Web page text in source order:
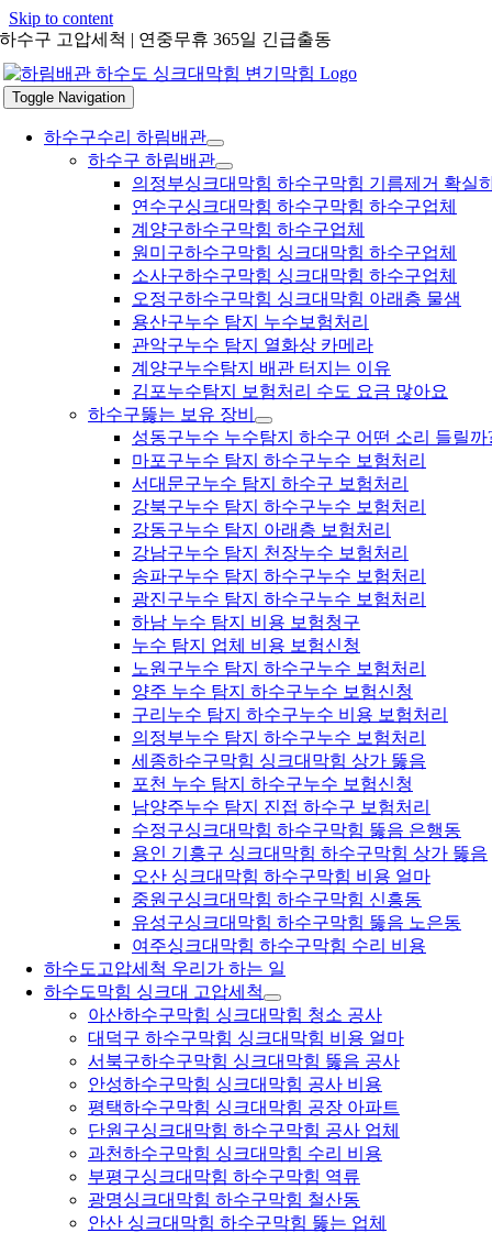
Skip to content
하수구 고압세척 | 연중무휴 365일 긴급출동
Toggle Navigation
하수구수리 하림배관
하수구 하림배관
의정부싱크대막힘 하수구막힘 기름제거 확실
연수구싱크대막힘 하수구막힘 하수구업체
계양구하수구막힘 하수구업체
원미구하수구막힘 싱크대막힘 하수구업체
소사구하수구막힘 싱크대막힘 하수구업체
오정구하수구막힘 싱크대막힘 아래층 물샘
용산구누수 탐지 누수보험처리
관악구누수 탐지 열화상 카메라
계양구누수탐지 배관 터지는 이유
김포누수탐지 보험처리 수도 요금 많아요
하수구뚫는 보유 장비
성동구누수 누수탐지 하수구 어떤 소리 들릴까
마포구누수 탐지 하수구누수 보험처리
서대문구누수 탐지 하수구 보험처리
강북구누수 탐지 하수구누수 보험처리
강동구누수 탐지 아래층 보험처리
강남구누수 탐지 천장누수 보험처리
송파구누수 탐지 하수구누수 보험처리
광진구누수 탐지 하수구누수 보험처리
하남 누수 탐지 비용 보험청구
누수 탐지 업체 비용 보험신청
노원구누수 탐지 하수구누수 보험처리
양주 누수 탐지 하수구누수 보험신청
구리누수 탐지 하수구누수 비용 보험처리
의정부누수 탐지 하수구누수 보험처리
세종하수구막힘 싱크대막힘 상가 뚫음
포천 누수 탐지 하수구누수 보험신청
남양주누수 탐지 진접 하수구 보험처리
수정구싱크대막힘 하수구막힘 뚫음 은행동
용인 기흥구 싱크대막힘 하수구막힘 상가 뚫음
오산 싱크대막힘 하수구막힘 비용 얼마
중원구싱크대막힘 하수구막힘 신흥동
유성구싱크대막힘 하수구막힘 뚫음 노은동
여주싱크대막힘 하수구막힘 수리 비용
하수도고압세척 우리가 하는 일
하수도막힘 싱크대 고압세척
아산하수구막힘 싱크대막힘 청소 공사
대덕구 하수구막힘 싱크대막힘 비용 얼마
서북구하수구막힘 싱크대막힘 뚫음 공사
안성하수구막힘 싱크대막힘 공사 비용
평택하수구막힘 싱크대막힘 공장 아파트
단원구싱크대막힘 하수구막힘 공사 업체
과천하수구막힘 싱크대막힘 수리 비용
부평구싱크대막힘 하수구막힘 역류
광명싱크대막힘 하수구막힘 철산동
안산 싱크대막힘 하수구막힘 뚫는 업체